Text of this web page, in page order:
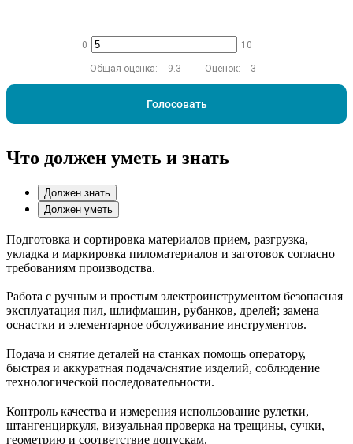
0 10
Общая оценка: 9.3 Оценок: 3
Голосовать
Что должен уметь и знать
Должен знать
Должен уметь
Подготовка и сортировка материалов прием, разгрузка,
укладка и маркировка пиломатериалов и заготовок согласно
требованиям производства.
Работа с ручным и простым электроинструментом безопасная
эксплуатация пил, шлифмашин, рубанков, дрелей; замена
оснастки и элементарное обслуживание инструментов.
Подача и снятие деталей на станках помощь оператору,
быстрая и аккуратная подача/снятие изделий, соблюдение
технологической последовательности.
Контроль качества и измерения использование рулетки,
штангенциркуля, визуальная проверка на трещины, сучки,
геометрию и соответствие допускам.